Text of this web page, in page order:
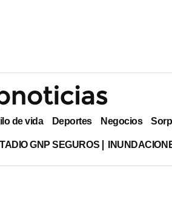
de vida Deportes Negocios
GNP SEGUROS